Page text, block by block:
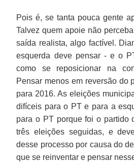
Pois é, se tanta pouca gente
Talvez quem apoie não
saída realista, algo factível.
esquerda deve pensar - e o
como se reposicionar na
Pensar menos em reversão do
para 2016. As eleições
difíceis para o PT e para a
para o PT porque foi o partido
três eleições seguidas, e
desse processo por causa do
que se reinventar e pensar